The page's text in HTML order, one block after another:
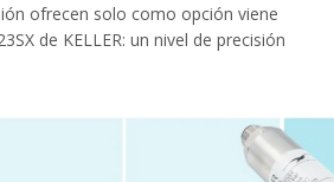
ofrecen solo como opción viene
de KELLER: un nivel de precisión